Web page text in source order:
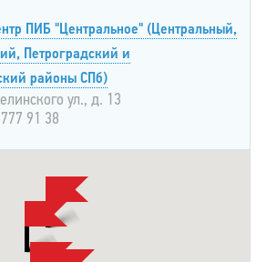
ПИБ "Центральное" (Центральный,
Петроградский и
районы СПб)
ул., д. 13
91 38